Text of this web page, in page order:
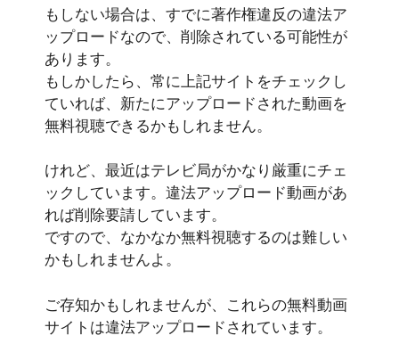
もしない場合は、すでに著作権違反の違法ア
ップロードなので、削除されている可能性が
あります。
もしかしたら、常に上記サイトをチェックし
ていれば、新たにアップロードされた動画を
無料視聴できるかもしれません。
けれど、最近はテレビ局がかなり厳重にチェ
ックしています。違法アップロード動画があ
れば削除要請しています。
ですので、なかなか無料視聴するのは難しい
かもしれませんよ。
ご存知かもしれませんが、 これらの無料動画
サイトは違法アップロードされています。